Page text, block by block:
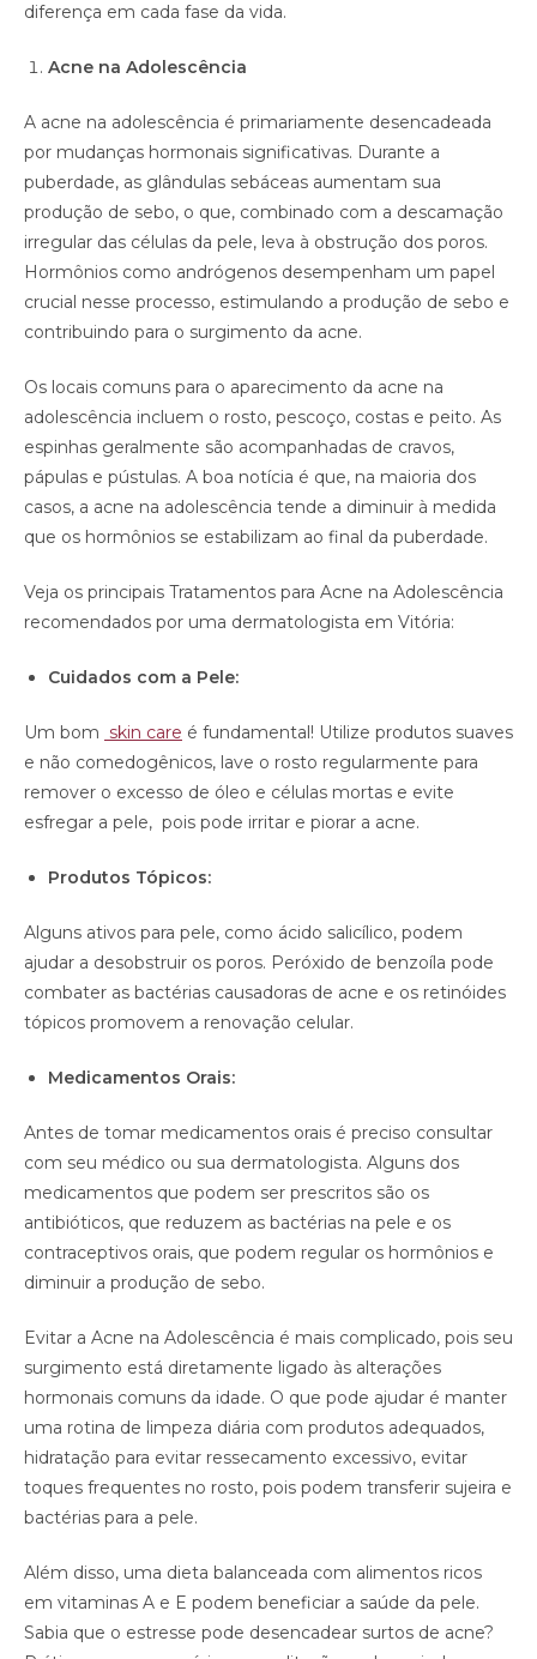
diferença em cada fase da vida.
Acne na Adolescência
A acne na adolescência é primariamente desencadeada
por mudanças hormonais significativas. Durante a
puberdade, as glândulas sebáceas aumentam sua
produção de sebo, o que, combinado com a descamação
irregular das células da pele, leva à obstrução dos poros.
Hormônios como andrógenos desempenham um papel
crucial nesse processo, estimulando a produção de sebo e
contribuindo para o surgimento da acne.
Os locais comuns para o aparecimento da acne na
adolescência incluem o rosto, pescoço, costas e peito. As
espinhas geralmente são acompanhadas de cravos,
pápulas e pústulas. A boa notícia é que, na maioria dos
casos, a acne na adolescência tende a diminuir à medida
que os hormônios se estabilizam ao final da puberdade.
Veja os principais Tratamentos para Acne na Adolescência
recomendados por uma dermatologista em Vitória:
Cuidados com a Pele:
Um bom skin care é fundamental! Utilize produtos suaves
e não comedogênicos, lave o rosto regularmente para
remover o excesso de óleo e células mortas e evite
esfregar a pele, pois pode irritar e piorar a acne.
Produtos Tópicos:
Alguns ativos para pele, como ácido salicílico, podem
ajudar a desobstruir os poros. Peróxido de benzoíla pode
combater as bactérias causadoras de acne e os retinóides
tópicos promovem a renovação celular.
Medicamentos Orais:
Antes de tomar medicamentos orais é preciso consultar
com seu médico ou sua dermatologista. Alguns dos
medicamentos que podem ser prescritos são os
antibióticos, que reduzem as bactérias na pele e os
contraceptivos orais, que podem regular os hormônios e
diminuir a produção de sebo.
Evitar a Acne na Adolescência é mais complicado, pois seu
surgimento está diretamente ligado às alterações
hormonais comuns da idade. O que pode ajudar é manter
uma rotina de limpeza diária com produtos adequados,
hidratação para evitar ressecamento excessivo, evitar
toques frequentes no rosto, pois podem transferir sujeira e
bactérias para a pele.
Além disso, uma dieta balanceada com alimentos ricos
em vitaminas A e E podem beneficiar a saúde da pele.
Sabia que o estresse pode desencadear surtos de acne?